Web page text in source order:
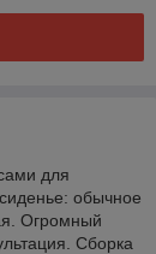
для
обычное
Огромный
Сборка